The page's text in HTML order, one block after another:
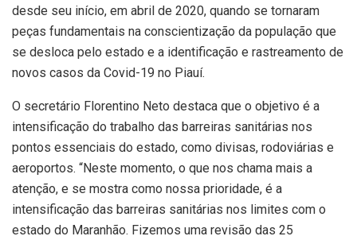
desde seu início, em abril de 2020, quando se tornaram
peças fundamentais na conscientização da população que
se desloca pelo estado e a identificação e rastreamento de
novos casos da Covid-19 no Piauí.
O secretário Florentino Neto destaca que o objetivo é a
intensificação do trabalho das barreiras sanitárias nos
pontos essenciais do estado, como divisas, rodoviárias e
aeroportos. “Neste momento, o que nos chama mais a
atenção, e se mostra como nossa prioridade, é a
intensificação das barreiras sanitárias nos limites com o
estado do Maranhão. Fizemos uma revisão das 25